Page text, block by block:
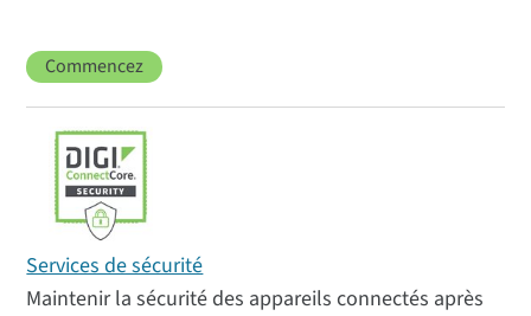
Commencez
Services de sécurité
Maintenir la sécurité des appareils connectés après